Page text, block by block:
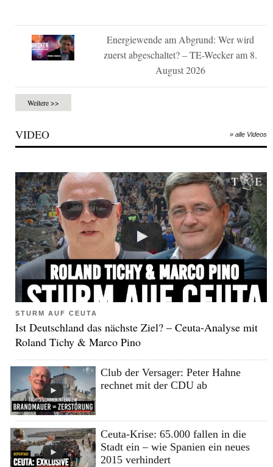
Energiewende am Abgrund: Wer wird
zuerst abgeschaltet? – TE-Wecker am 8.
August 2026
Weitere >>
VIDEO » alle Videos
STURM AUF CEUTA
Ist Deutschland das nächste Ziel? – Ceuta-Analyse mit
Roland Tichy & Marco Pino
Club der Versager: Peter Hahne
rechnet mit der CDU ab
Ceuta-Krise: 65.000 fallen in die
Stadt ein – wie Spanien ein neues
2015 verhindert